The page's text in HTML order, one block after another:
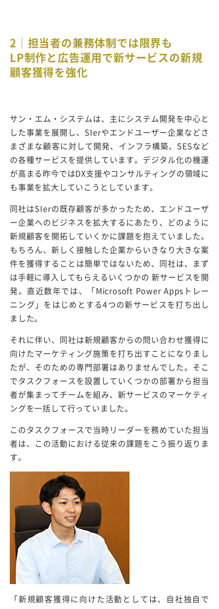
2｜担当者の兼務体制では限界も
LP制作と広告運用で新サービスの新規
顧客獲得を強化
サン・エム・システムは、主にシステム開発を中心と
した事業を展開し、SIerやエンドユーザー企業などさ
まざまな顧客に対して開発、インフラ構築、SESなど
の各種サービスを提供しています。デジタル化の機運
が高まる昨今ではDX支援やコンサルティングの領域に
も事業を拡大していこうとしています。
同社はSIerの既存顧客が多かったため、エンドユーザ
ー企業へのビジネスを拡大するにあたり、どのように
新規顧客を開拓していくかに課題を抱えていました。
もちろん、新しく接触した企業からいきなり大きな案
件を獲得することは簡単ではないため、同社は、まず
は手軽に導入してもらえるいくつかの 新サービスを開
発。直近数年では、「Microsoft Power Appsトレー
ニング」をはじめとする4つの新サービスを打ち出し
ました。
それに伴い、同社は新規顧客からの問い合わせ獲得に
向けたマーケティング施策を打ち出すことになりまし
たが、そのための専門部署はありませんでした。そこ
でタスクフォースを設置していくつかの部署から担当
者が集まってチームを組み、新サービスのマーケティ
ングを一括して行っていました。
このタスクフォースで当時リーダーを務めていた担当
者は、この活動における従来の課題をこう振り返りま
す。
「新規顧客獲得に向けた活動としては、自社独自で